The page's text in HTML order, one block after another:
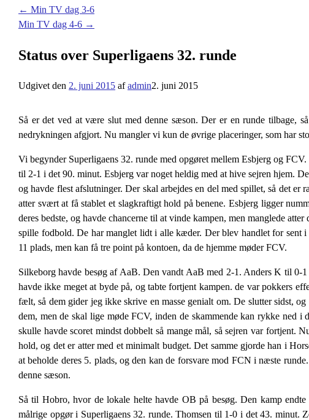
← Min TV dag 3-6
Min TV dag 4-6 →
Status over Superligaens 32. runde
Udgivet den 2. juni 2015 afadmin2. juni 2015
Så er det ved at være slut med denne sæson. Der er en runde tilbage,
nedrykningen afgjort. Nu mangler vi kun de øvrige placeringer, som har
Vi begynder Superligaens 32. runde med opgøret mellem Esbjerg og
til 2-1 i det 90. minut. Esbjerg var noget heldig med at hive sejren hjem.
og havde flest afslutninger. Der skal arbejdes en del med spillet, så det
atter svært at få stablet et slagkraftigt hold på benene. Esbjerg ligger
deres bedste, og havde chancerne til at vinde kampen, men manglede
spille fodbold. De har manglet lidt i alle kæder. Der blev handlet for sent
11 plads, men kan få tre point på kontoen, da de hjemme møder FCV.
Silkeborg havde besøg af AaB. Den vandt AaB med 2-1. Anders K til
havde ikke meget at byde på, og tabte fortjent kampen. de var pokkers
fælt, så dem gider jeg ikke skrive en masse genialt om. De slutter sidst,
dem, men de skal lige møde FCV, inden de skammende kan rykke ned
skulle havde scoret mindst dobbelt så mange mål, så sejren var fortjent.
hold, og det er atter med et minimalt budget. Det samme gjorde han i
at beholde deres 5. plads, og den kan de forsvare mod FCN i næste
denne sæson.
Så til Hobro, hvor de lokale helte havde OB på besøg. Den kamp
målrige opgør i Superligaens 32. runde. Thomsen til 1-0 i det 43.